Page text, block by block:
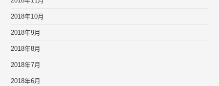
2018年10月
2018年9月
2018年8月
2018年7月
2018年6月